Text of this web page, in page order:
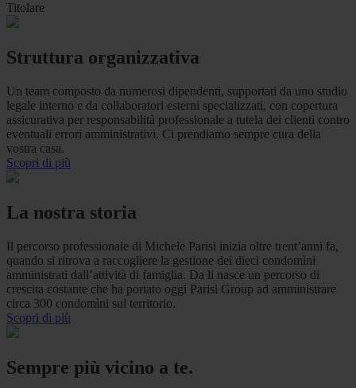
Titolare
Struttura organizzativa
Un team composto da numerosi dipendenti, supportati da uno studio
legale interno e da collaboratori esterni specializzati, con copertura
assicurativa per responsabilità professionale a tutela dei clienti contro
eventuali errori amministrativi. Ci prendiamo sempre cura della
vostra casa.
Scopri di più
La nostra storia
Il percorso professionale di Michele Parisi inizia oltre trent’anni fa,
quando si ritrova a raccogliere la gestione dei dieci condomìni
amministrati dall’attività di famiglia. Da li nasce un percorso di
crescita costante che ha portato oggi Parisi Group ad amministrare
circa 300 condomìni sul territorio.
Scopri di più
Sempre più vicino a te.